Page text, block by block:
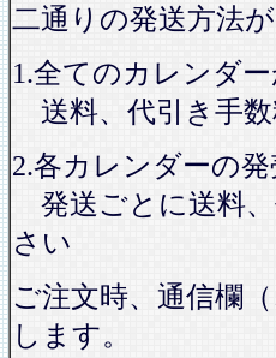
二通りの発送方法
1.全てのカレンダ
送料、代引き手
2.各カレンダーの
発送ごとに送料
さい
ご注文時、通信欄
します。